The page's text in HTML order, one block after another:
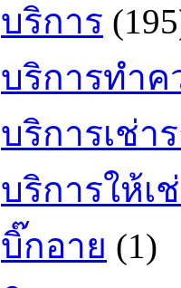
บริการ
บริการทำค
บริการเช่า
บริการให้เ
บิ๊กอาย (1)